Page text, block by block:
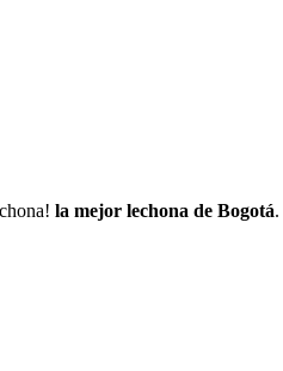
la mejor lechona de Bogotá.